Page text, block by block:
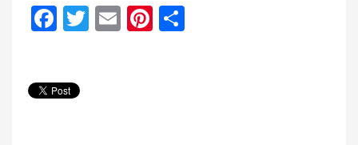
Facebook
Twitter
EmailPinterest